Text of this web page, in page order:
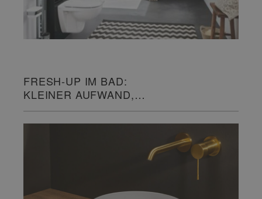
FRESH-UP IM BAD:
KLEINER AUFWAND,